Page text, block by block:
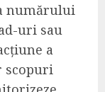
numărului
uri sau
a
scopuri